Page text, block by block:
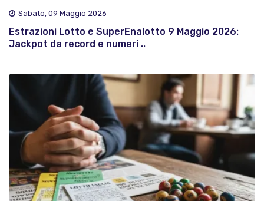
Sabato, 09 Maggio 2026
Estrazioni Lotto e SuperEnalotto 9 Maggio 2026:
Jackpot da record e numeri ..